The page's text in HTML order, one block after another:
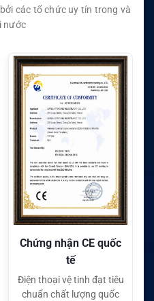
các tổ chức uy tín trong và
nước
Chứng nhận FC quốc
Điện thoại vệ tinh đạt tiêu
chuẩn chất lượng quốc